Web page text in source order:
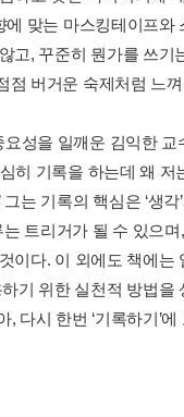
맞는 마스킹테이프
고, 꾸준히 뭔가를 쓰
버거운 숙제처럼 느
성을 일깨운 김익한
히 기록을 하는데 왜
기록의 핵심은 ‘생각
트리거가 될 수 있으
이다. 이 외에도 책에는
기 위한 실천적 방법을
다시 한번 ‘기록하기’에